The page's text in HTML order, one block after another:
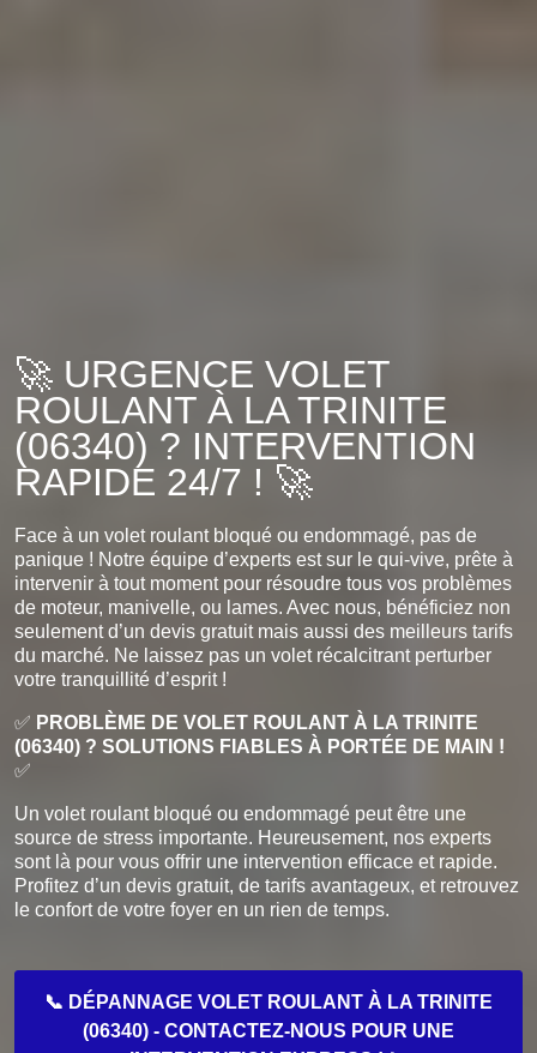
🚀 URGENCE VOLET
ROULANT À LA TRINITE
(06340) ? INTERVENTION
RAPIDE 24/7 ! 🚀
Face à un volet roulant bloqué ou endommagé, pas de
panique ! Notre équipe d’experts est sur le qui-vive, prête à
intervenir à tout moment pour résoudre tous vos problèmes
de moteur, manivelle, ou lames. Avec nous, bénéficiez non
seulement d’un devis gratuit mais aussi des meilleurs tarifs
du marché. Ne laissez pas un volet récalcitrant perturber
votre tranquillité d’esprit !
✅ PROBLÈME DE VOLET ROULANT À LA TRINITE
(06340) ? SOLUTIONS FIABLES À PORTÉE DE MAIN !
✅
Un volet roulant bloqué ou endommagé peut être une
source de stress importante. Heureusement, nos experts
sont là pour vous offrir une intervention efficace et rapide.
Profitez d’un devis gratuit, de tarifs avantageux, et retrouvez
le confort de votre foyer en un rien de temps.
📞 DÉPANNAGE VOLET ROULANT À LA TRINITE
(06340) - CONTACTEZ-NOUS POUR UNE